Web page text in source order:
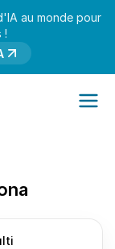
au monde pour
!